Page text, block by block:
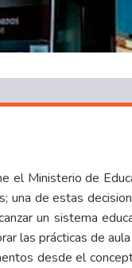
el Ministerio de
una de estas
un sistema
las prácticas de
desde el